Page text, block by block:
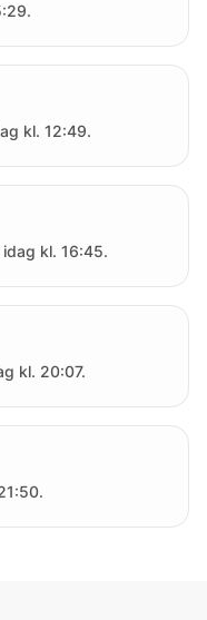
kl. 12:49.
kl. 16:45.
kl. 20:07.